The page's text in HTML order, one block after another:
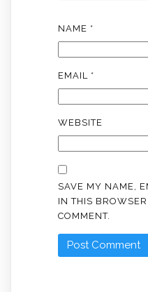
NAME *
EMAIL *
WEBSITE
SAVE MY NAME,
IN THIS
COMMENT.